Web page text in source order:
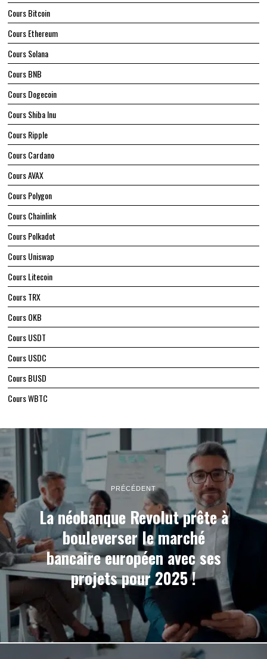
Cours Bitcoin
Cours Ethereum
Cours Solana
Cours BNB
Cours Dogecoin
Cours Shiba Inu
Cours Ripple
Cours Cardano
Cours AVAX
Cours Polygon
Cours Chainlink
Cours Polkadot
Cours Uniswap
Cours Litecoin
Cours TRX
Cours OKB
Cours USDT
Cours USDC
Cours BUSD
Cours WBTC
PRÉCÉDENT
La néobanque Revolut prête à
bouleverser le marché
bancaire européen avec ses
projets pour 2025 !